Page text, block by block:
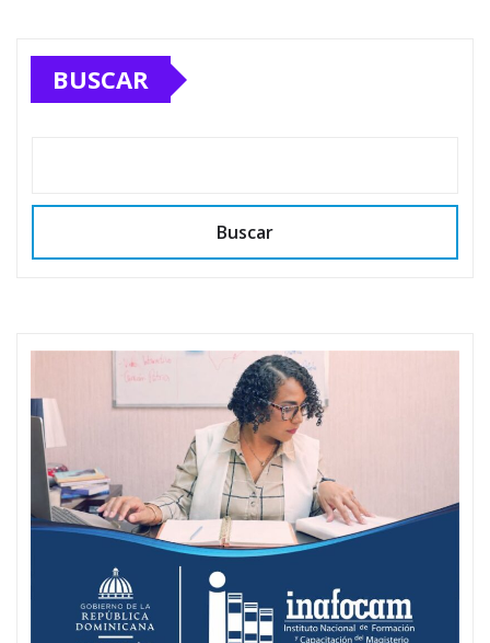
BUSCAR
Buscar